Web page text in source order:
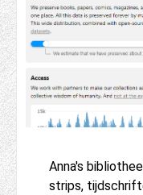
Anna's
strips,